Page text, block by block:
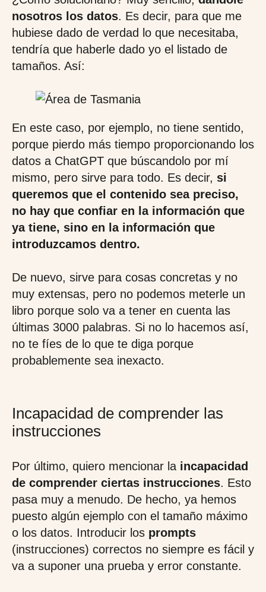
nosotros los datos. Es decir, para que me
hubiese dado de verdad lo que necesitaba,
tendría que haberle dado yo el listado de
tamaños. Así:
En este caso, por ejemplo, no tiene sentido,
porque pierdo más tiempo proporcionando los
datos a ChatGPT que búscandolo por mí
mismo, pero sirve para todo. Es decir, si
queremos que el contenido sea preciso,
no hay que confiar en la información que
ya tiene, sino en la información que
introduzcamos dentro.
De nuevo, sirve para cosas concretas y no
muy extensas, pero no podemos meterle un
libro porque solo va a tener en cuenta las
últimas 3000 palabras. Si no lo hacemos así,
no te fíes de lo que te diga porque
probablemente sea inexacto.
Incapacidad de comprender las
instrucciones
Por último, quiero mencionar la incapacidad
de comprender ciertas instrucciones. Esto
pasa muy a menudo. De hecho, ya hemos
puesto algún ejemplo con el tamaño máximo
o los datos. Introducir los prompts
(instrucciones) correctos no siempre es fácil y
va a suponer una prueba y error constante.